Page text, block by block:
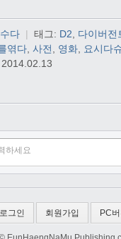
다 | 태그: D2 다이버전
엮다 사전 영화 요시다
2014.02.13
로그인 회원가입 PC